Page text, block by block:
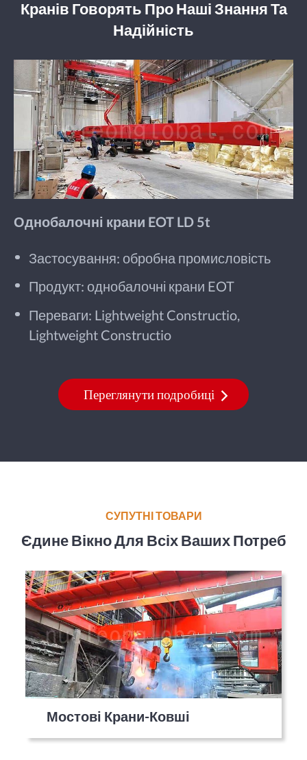
Кранів Говорять Про Наші Знання Та
Надійність
Однобалочні крани EOT LD 5t
Застосування: обробна промисловість
Продукт: однобалочні крани EOT
Переваги: Lightweight Constructio,
Lightweight Constructio
Переглянути подробиці
СУПУТНІ ТОВАРИ
Єдине Вікно Для Всіх Ваших Потреб
Мостові Крани-Ковші